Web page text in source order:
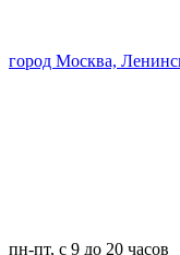
город Москва,
пн-пт, с 9 до 20 часов